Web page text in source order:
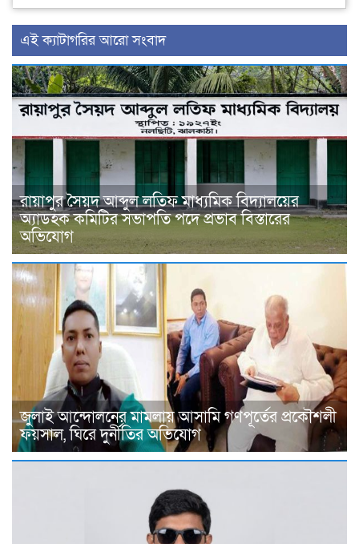
‍এই ক্যাটাগরির ‍আরো সংবাদ
রায়াপুর সৈয়দ আব্দুল লতিফ মাধ্যমিক বিদ্যালয়ের
অ্যাডহক কমিটির সভাপতি পদে প্রভাব বিস্তারের
অভিযোগ
জুলাই আন্দোলনের মামলায় আসামি গণপূর্তের প্রকৌশলী
ফয়সাল, ঘিরে দুর্নীতির অভিযোগ